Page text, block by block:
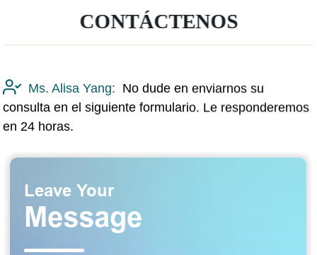
CONTÁCTENOS
Ms. Alisa Yang: No dude en enviarnos su
consulta en el siguiente formulario. Le responderemos
en 24 horas.